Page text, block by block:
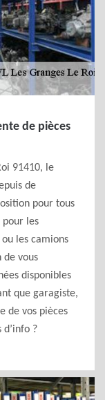
de pièces
91410, le
de
pour tous
pour les
les camions
de vous
disponibles
que garagiste,
de vos pièces
?